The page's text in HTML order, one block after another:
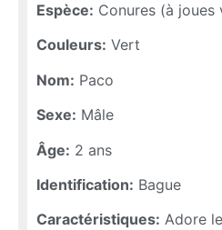
Espèce: Conures (à
Couleurs: Vert
Nom: Paco
Sexe: Mâle
Âge: 2 ans
Identification: Bague
Caractéristiques: Adore